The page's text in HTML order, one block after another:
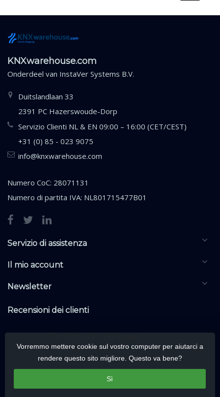
KNXwarehouse.com
Onderdeel van InstaVer Systems B.V.
Duitslandlaan 33
2391 PC Hazerswoude-Dorp
Servizio Clienti NL & EN 09:00 – 16:00 (CET/CEST)
+31 (0) 85 - 023 9075
info@knxwarehouse.com
Numero CoC: 28071131
Numero di partita IVA: NL801715477B01
Servizio di assistenza
Il mio account
Newsletter
Recensioni dei clienti
Vorremmo mettere cookie sul vostro computer per aiutarci a
rendere questo sito migliore. Questo va bene?
Sì